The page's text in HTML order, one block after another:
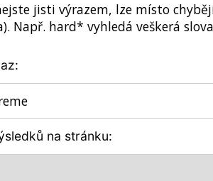
jisti výrazem, lze místo
Např. hard* vyhledá veškerá
na stránku: